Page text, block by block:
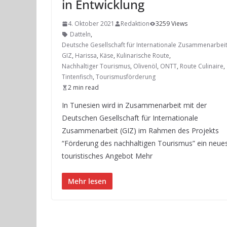
in Entwicklung
4. Oktober 2021 Redaktion
3259 Views
Datteln,
Deutsche Gesellschaft für Internationale Zusammenarbeit
GIZ, Harissa, Käse, Kulinarische Route,
Nachhaltiger Tourismus, Olivenöl, ONTT, Route Culinaire,
Tintenfisch, Tourismusförderung
2 min read
In Tunesien wird in Zusammenarbeit mit der
Deutschen Gesellschaft für Internationale
Zusammenarbeit (GIZ) im Rahmen des Projekts
“Förderung des nachhaltigen Tourismus” ein
touristisches Angebot Mehr
Mehr lesen